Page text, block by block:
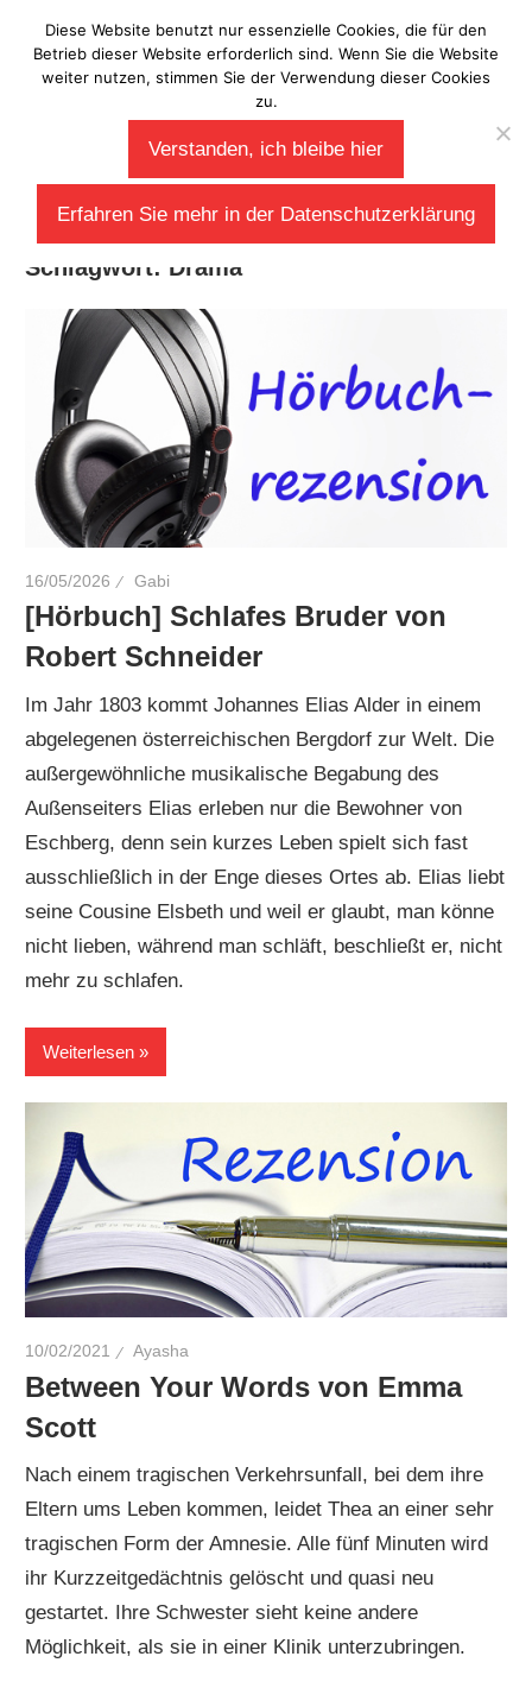
Inhalt
springen
Laberladen
Schlagwort: Drama
16/05/2026 Gabi
[Hörbuch] Schlafes Bruder von
Robert Schneider
Im Jahr 1803 kommt Johannes Elias Alder in einem
abgelegenen österreichischen Bergdorf zur Welt. Die
außergewöhnliche musikalische Begabung des
Außenseiters Elias erleben nur die Bewohner von
Eschberg, denn sein kurzes Leben spielt sich fast
ausschließlich in der Enge dieses Ortes ab. Elias liebt
seine Cousine Elsbeth und weil er glaubt, man könne
nicht lieben, während man schläft, beschließt er, nicht
mehr zu schlafen.
Weiterlesen
10/02/2021 Ayasha
Between Your Words von Emma
Scott
Nach einem tragischen Verkehrsunfall, bei dem ihre
Eltern ums Leben kommen, leidet Thea an einer sehr
tragischen Form der Amnesie. Alle fünf Minuten wird
ihr Kurzzeitgedächtnis gelöscht und quasi neu
gestartet. Ihre Schwester sieht keine andere
Möglichkeit, als sie in einer Klinik unterzubringen.
Diese Website benutzt nur essenzielle Cookies, die für den
Betrieb dieser Website erforderlich sind. Wenn Sie die Website
weiter nutzen, stimmen Sie der Verwendung dieser Cookies
zu.
Verstanden, ich bleibe hier
Erfahren Sie mehr in der Datenschutzerklärung